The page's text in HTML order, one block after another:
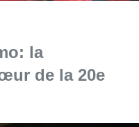
la
de la 20e